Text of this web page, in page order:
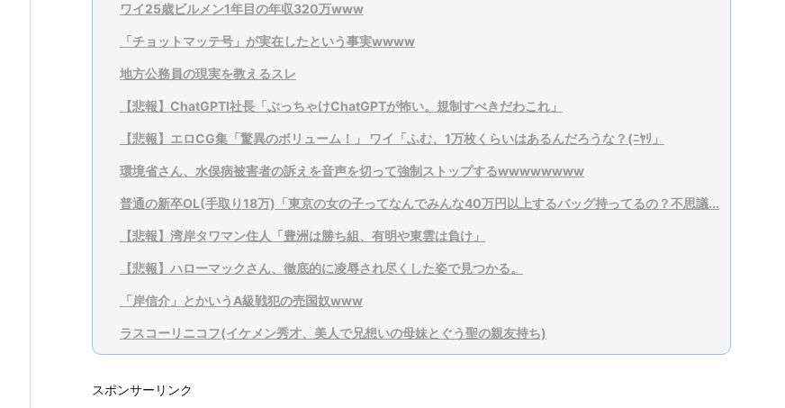
ワイ25歳ビルメン1年目の年収320万www
「チョットマッテ号」が実在したという事実wwww
地方公務員の現実を教えるスレ
【悲報】ChatGPTI社長「ぶっちゃけChatGPTが怖い。規制すべきだわこれ」
【悲報】エロCG集「驚異のボリューム！」 ワイ「ふむ、1万枚くらいはあるんだろうな？(ﾆﾔﾘ」
環境省さん、水俣病被害者の訴えを音声を切って強制ストップするwwwwwwww
普通の新卒OL(手取り18万)「東京の女の子ってなんでみんな40万円以上するバッグ持ってるの？不思議...
【悲報】湾岸タワマン住人「豊洲は勝ち組、有明や東雲は負け」
【悲報】ハローマックさん、徹底的に凌辱され尽くした姿で見つかる。
「岸信介」とかいうA級戦犯の売国奴www
ラスコーリニコフ(イケメン秀才、美人で兄想いの母妹とぐう聖の親友持ち)
スポンサーリンク